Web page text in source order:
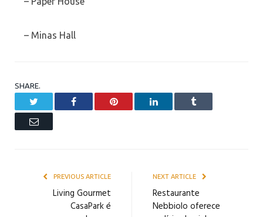
– Minas Hall
SHARE.
Facebook Pinterest LinkedIn Tumblr
Email
PREVIOUS ARTICLE
Living Gourmet
CasaPark é
NEXT ARTICLE
Restaurante
Nebbiolo oferece